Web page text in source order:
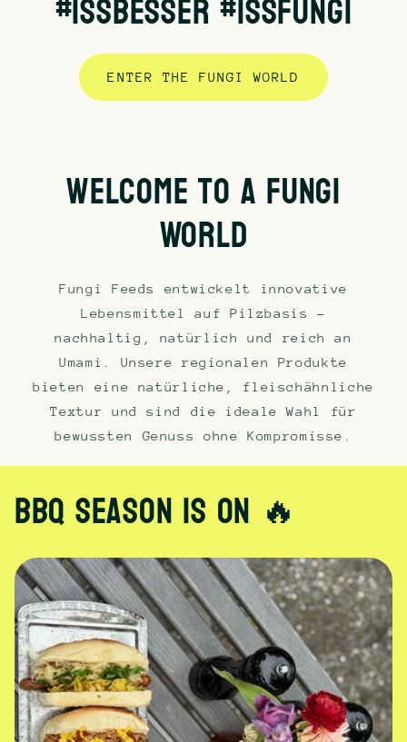
ENTER THE FUNGI WORLD
welcome to a fungi
World
Fungi Feeds entwickelt innovative
Lebensmittel auf Pilzbasis –
nachhaltig, natürlich und reich an
Umami. Unsere regionalen Produkte
bieten eine natürliche, fleischähnliche
Textur und sind die ideale Wahl für
bewussten Genuss ohne Kompromisse.
BBQ SEASON IS ON 🔥